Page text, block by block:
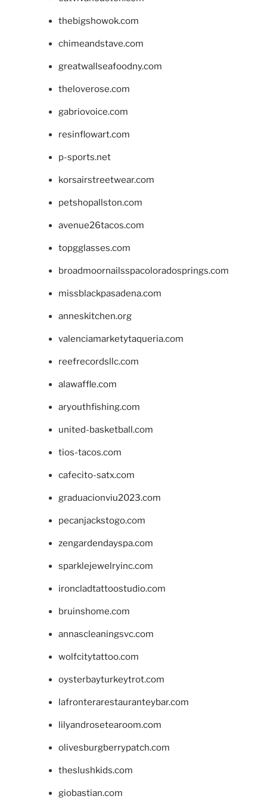
thebigshowok.com
chimeandstave.com
greatwallseafoodny.com
theloverose.com
gabriovoice.com
resinflowart.com
p-sports.net
korsairstreetwear.com
petshopallston.com
avenue26tacos.com
topgglasses.com
broadmoornailsspacoloradosprings.com
missblackpasadena.com
anneskitchen.org
valenciamarketytaqueria.com
reefrecordsllc.com
alawaffle.com
aryouthfishing.com
united-basketball.com
tios-tacos.com
cafecito-satx.com
graduacionviu2023.com
pecanjackstogo.com
zengardendayspa.com
sparklejewelryinc.com
ironcladtattoostudio.com
bruinshome.com
annascleaningsvc.com
wolfcitytattoo.com
oysterbayturkeytrot.com
lafronterarestauranteybar.com
lilyandrosetearoom.com
olivesburgberrypatch.com
theslushkids.com
giobastian.com